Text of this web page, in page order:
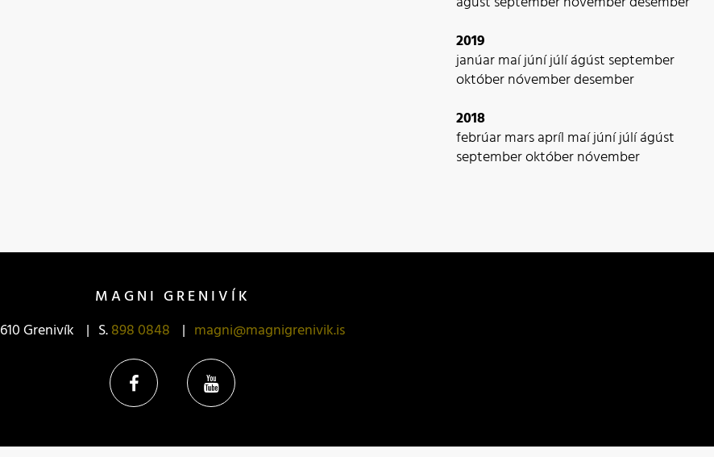
2019
janúarmaíjúníjúlíágúst september
októbernóvemberdesember
2018
febrúarmarsapríl maíjúníjúlíágúst
septemberoktóbernóvember
MAGNI GRENIVÍK
610 Grenivík
S.898 0848 magni@magnigrenivik.is